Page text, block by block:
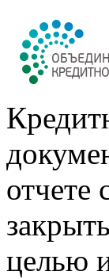
отчете
целью